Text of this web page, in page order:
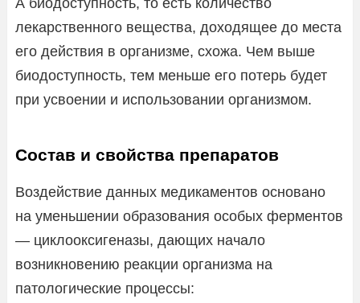
лекарственного вещества, доходящее до места
его действия в организме, схожа. Чем выше
биодоступность, тем меньше его потерь будет
при усвоении и использовании организмом.
Состав и свойства препаратов
Воздействие данных медикаментов основано
на уменьшении образования особых ферментов
— циклооксигеназы, дающих начало
возникновению реакции организма на
патологические процессы: